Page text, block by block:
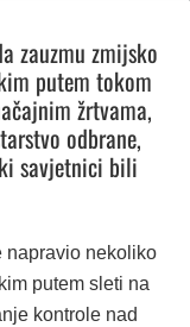
zauzmu zmijsko
putem tokom
žrtvama,
odbrane,
savjetnici bili
napravio nekoliko
putem sleti na
kontrole nad